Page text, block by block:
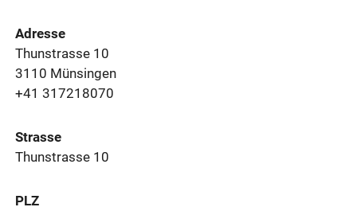
Adresse
Thunstrasse 10
3110 Münsingen
+41 317218070
Strasse
Thunstrasse 10
PLZ